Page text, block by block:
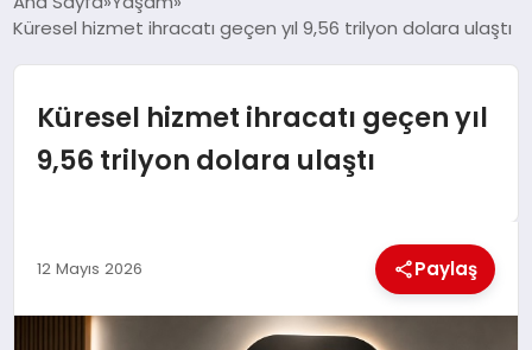
TEKNOLOJI
EĞITIM
Küresel hizmet ihracatı geçen yıl 9,56 trilyon dolara ulaştı
Küresel hizmet ihracatı geçen yıl
9,56 trilyon dolara ulaştı
12 Mayıs 2026 Paylaş